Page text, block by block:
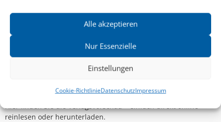
Alle akzeptieren
Nur Essenzielle
Einstellungen
Cookie-RichtlinieDatenschutzImpressum
Entdecken Sie das aktuelle zu-Klampen!-Verlagsprogramm.
Hier finden Sie die Verlagsvorschau – einfach direkt online
reinlesen oder herunterladen.